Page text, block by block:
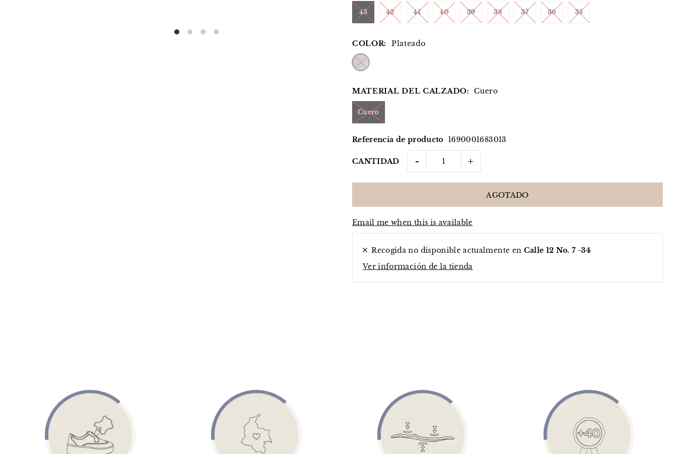
43 42 41 40 39 38 37 36 35
COLOR: Plateado
MATERIAL DEL CALZADO: Cuero
Cuero
Referencia de producto 1690001683013
CANTIDAD - +
Email me when this is available
Recogida no disponible actualmente en Calle 12 No. 7 -34
Ver información de la tienda